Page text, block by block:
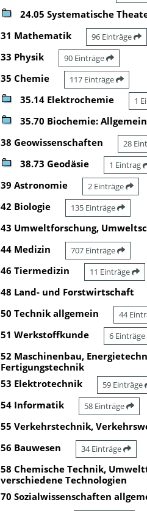
24.05 Systematische
31 Mathematik 96 Einträge
33 Physik 90 Einträge
35 Chemie 117 Einträge
35.14 Elektrochemie 1
35.70 Biochemie:
38 Geowissenschaften 28
38.73 Geodäsie 1 Eintrag
39 Astronomie 2 Einträge
42 Biologie 135 Einträge
43 Umweltforschung,
44 Medizin 707 Einträge
46 Tiermedizin 11 Einträge
48 Land- und Forstwirtschaft
50 Technik allgemein 44
51 Werkstoffkunde 6 Einträge
52 Maschinenbau,
Fertigungstechnik
53 Elektrotechnik 59 Einträge
54 Informatik 58 Einträge
55 Verkehrstechnik,
56 Bauwesen 34 Einträge
58 Chemische Technik,
verschiedene Technologien
70 Sozialwissenschaften